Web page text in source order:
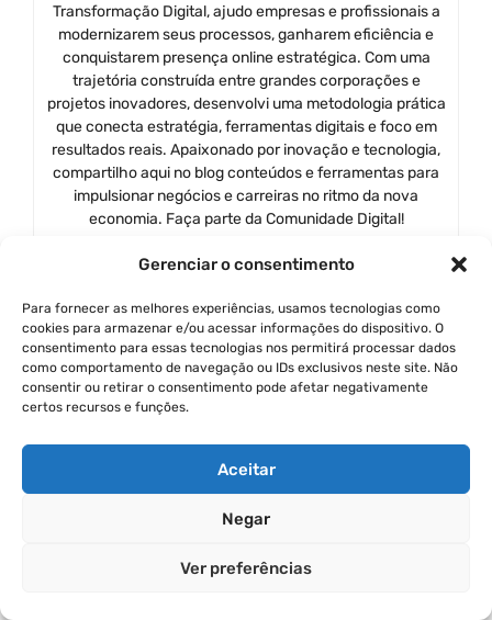
Gerenciar o consentimento
Para fornecer as melhores experiências, usamos tecnologias como
cookies para armazenar e/ou acessar informações do dispositivo. O
consentimento para essas tecnologias nos permitirá processar dados
como comportamento de navegação ou IDs exclusivos neste site. Não
consentir ou retirar o consentimento pode afetar negativamente
certos recursos e funções.
Aceitar
Negar
Ver preferências
Transformação Digital, ajudo empresas e profissionais a
modernizarem seus processos, ganharem eficiência e
conquistarem presença online estratégica. Com uma
trajetória construída entre grandes corporações e
projetos inovadores, desenvolvi uma metodologia prática
que conecta estratégia, ferramentas digitais e foco em
resultados reais. Apaixonado por inovação e tecnologia,
compartilho aqui no blog conteúdos e ferramentas para
impulsionar negócios e carreiras no ritmo da nova
economia. Faça parte da Comunidade Digital!
Categorias
Transformação Digital
Consultório Cheio, Mente Vazia: Como
O Futuro do Trabalho: Como a Tecnologia Está
Moldando o Papel dos CEOs, Diretores e